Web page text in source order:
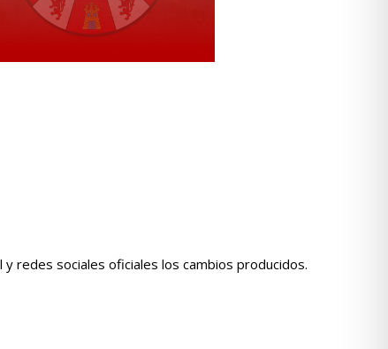
redes sociales oficiales los cambios producidos.